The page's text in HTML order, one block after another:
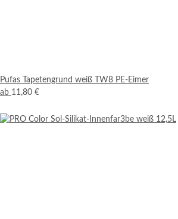
Pufas Tapetengrund weiß TW8 PE-Eimer
ab 11,80 €